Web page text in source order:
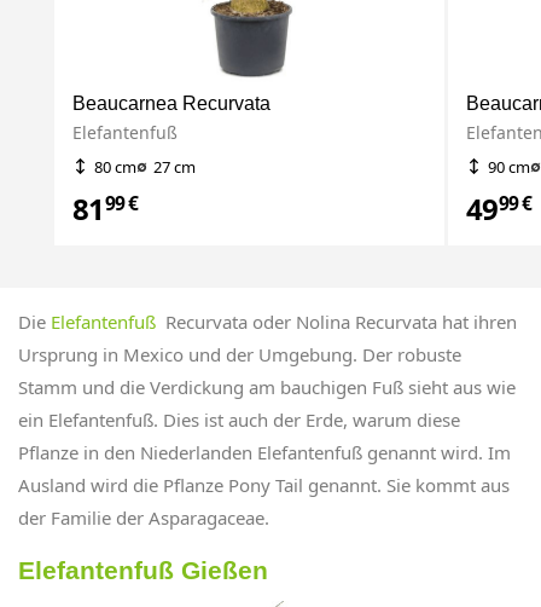
Beaucarnea Recurvata
Elefantenfuß
80 cm 27 cm
8199 €
90 cm
4999 €
Die Elefantenfuß Recurvata oder Nolina Recurvata hat ihren
Ursprung in Mexico und der Umgebung. Der robuste
Stamm und die Verdickung am bauchigen Fuß sieht aus wie
ein Elefantenfuß. Dies ist auch der Erde, warum diese
Pflanze in den Niederlanden Elefantenfuß genannt wird. Im
Ausland wird die Pflanze Pony Tail genannt. Sie kommt aus
der Familie der Asparagaceae.
Elefantenfuß Gießen